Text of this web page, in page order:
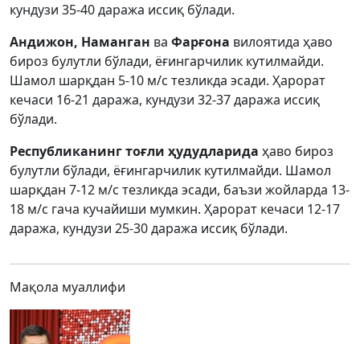
кундузи 35-40 даража иссиқ бўлади.
Андижон, Наманган ва Фарғона вилоятида ҳаво
бироз булутли бўлади, ёғингарчилик кутилмайди.
Шамол шарқдан 5-10 м/с тезликда эсади. Ҳарорат
кечаси 16-21 даража, кундузи 32-37 даража иссиқ
бўлади.
Республиканинг тоғли ҳудудларида ҳаво бироз
булутли бўлади, ёғингарчилик кутилмайди. Шамол
шарқдан 7-12 м/с тезликда эсади, баъзи жойларда 13-
18 м/с гача кучайиши мумкин. Ҳарорат кечаси 12-17
даража, кундузи 25-30 даража иссиқ бўлади.
Мақола муаллифи